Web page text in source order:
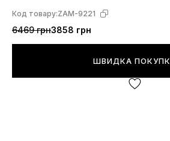
Код товару:ZAM-9221
6469 грн3858 грн
ШВИДКА